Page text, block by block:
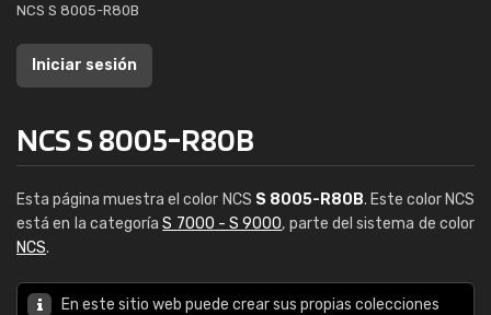
NCS S 8005-R80B
Iniciar sesión
NCS S 8005-R80B
Esta página muestra el color NCS S 8005-R80B. Este color NCS
está en la categoríaS 7000 - S 9000, parte del sistema de color
NCS.
En este sitio web puede crear sus propias colecciones